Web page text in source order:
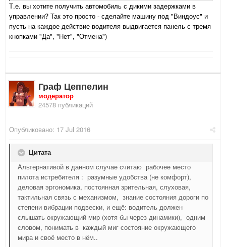
Т.е. вы хотите получить автомобиль с дикими задержками в
управлении? Так это просто - сделайте машину под "Виндоус" и
пусть на каждое действие водителя выдвигается панель с тремя
кнопками "Да", "Нет", "Отмена")
Граф Цеппелин
модератор
24578 публикаций
Опубликовано: 17 Jul 2016
Цитата
Альтернативой в данном случае считаю рабочее место
пилота истребителя : разумные удобства (не комфорт),
деловая эргономика, постоянная зрительная, слуховая,
тактильная связь с механизмом, знание состояния дороги по
степени вибрации подвески, и ещё: водитель должен
слышать окружающий мир (хотя бы через динамики), одним
словом, понимать в каждый миг состояние окружающего
мира и своё место в нём..